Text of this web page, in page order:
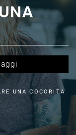
UNA COCORITA